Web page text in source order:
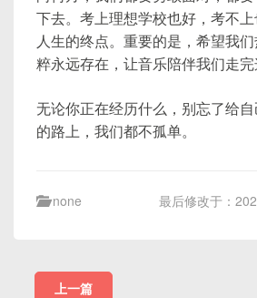
下去。考上理想学校也好，考不
人生的终点。重要的是，希望我
粹永远存在，让音乐陪伴我们走完
无论你正在经历什么，别忘了给
的路上，我们都不孤单。
none 最后修改于：
上一篇